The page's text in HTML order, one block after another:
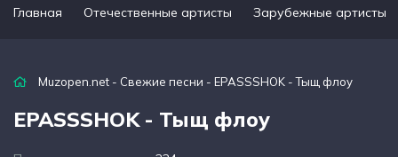
Главная Отечественные артисты Зарубежные артисты
Muzopen.net - Свежие песни - EPASSSHOK - Тыщ флоу
EPASSSHOK - Тыщ флоу